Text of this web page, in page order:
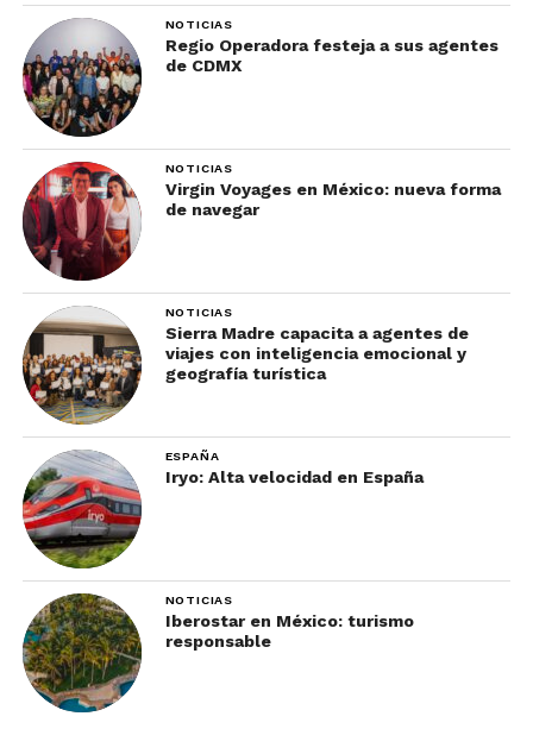
NOTICIAS
Regio Operadora festeja a sus agentes
de CDMX
NOTICIAS
Virgin Voyages en México: nueva forma
de navegar
NOTICIAS
Sierra Madre capacita a agentes de
viajes con inteligencia emocional y
geografía turística
ESPAÑA
Iryo: Alta velocidad en España
NOTICIAS
Iberostar en México: turismo
responsable